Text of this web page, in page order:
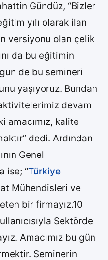
Gündüz, “Bizler
yılı olarak ilan
versiyonu olan çelik
da bu eğitimin
de bu semineri
yaşıyoruz. Bundan
devam
amacımız, kalite
dedi. Ardından
Genel
ise; “Türkiye
Mühendisleri ve
bir firmayız.10
Sektörde
Amacımız bu gün
Seminerin